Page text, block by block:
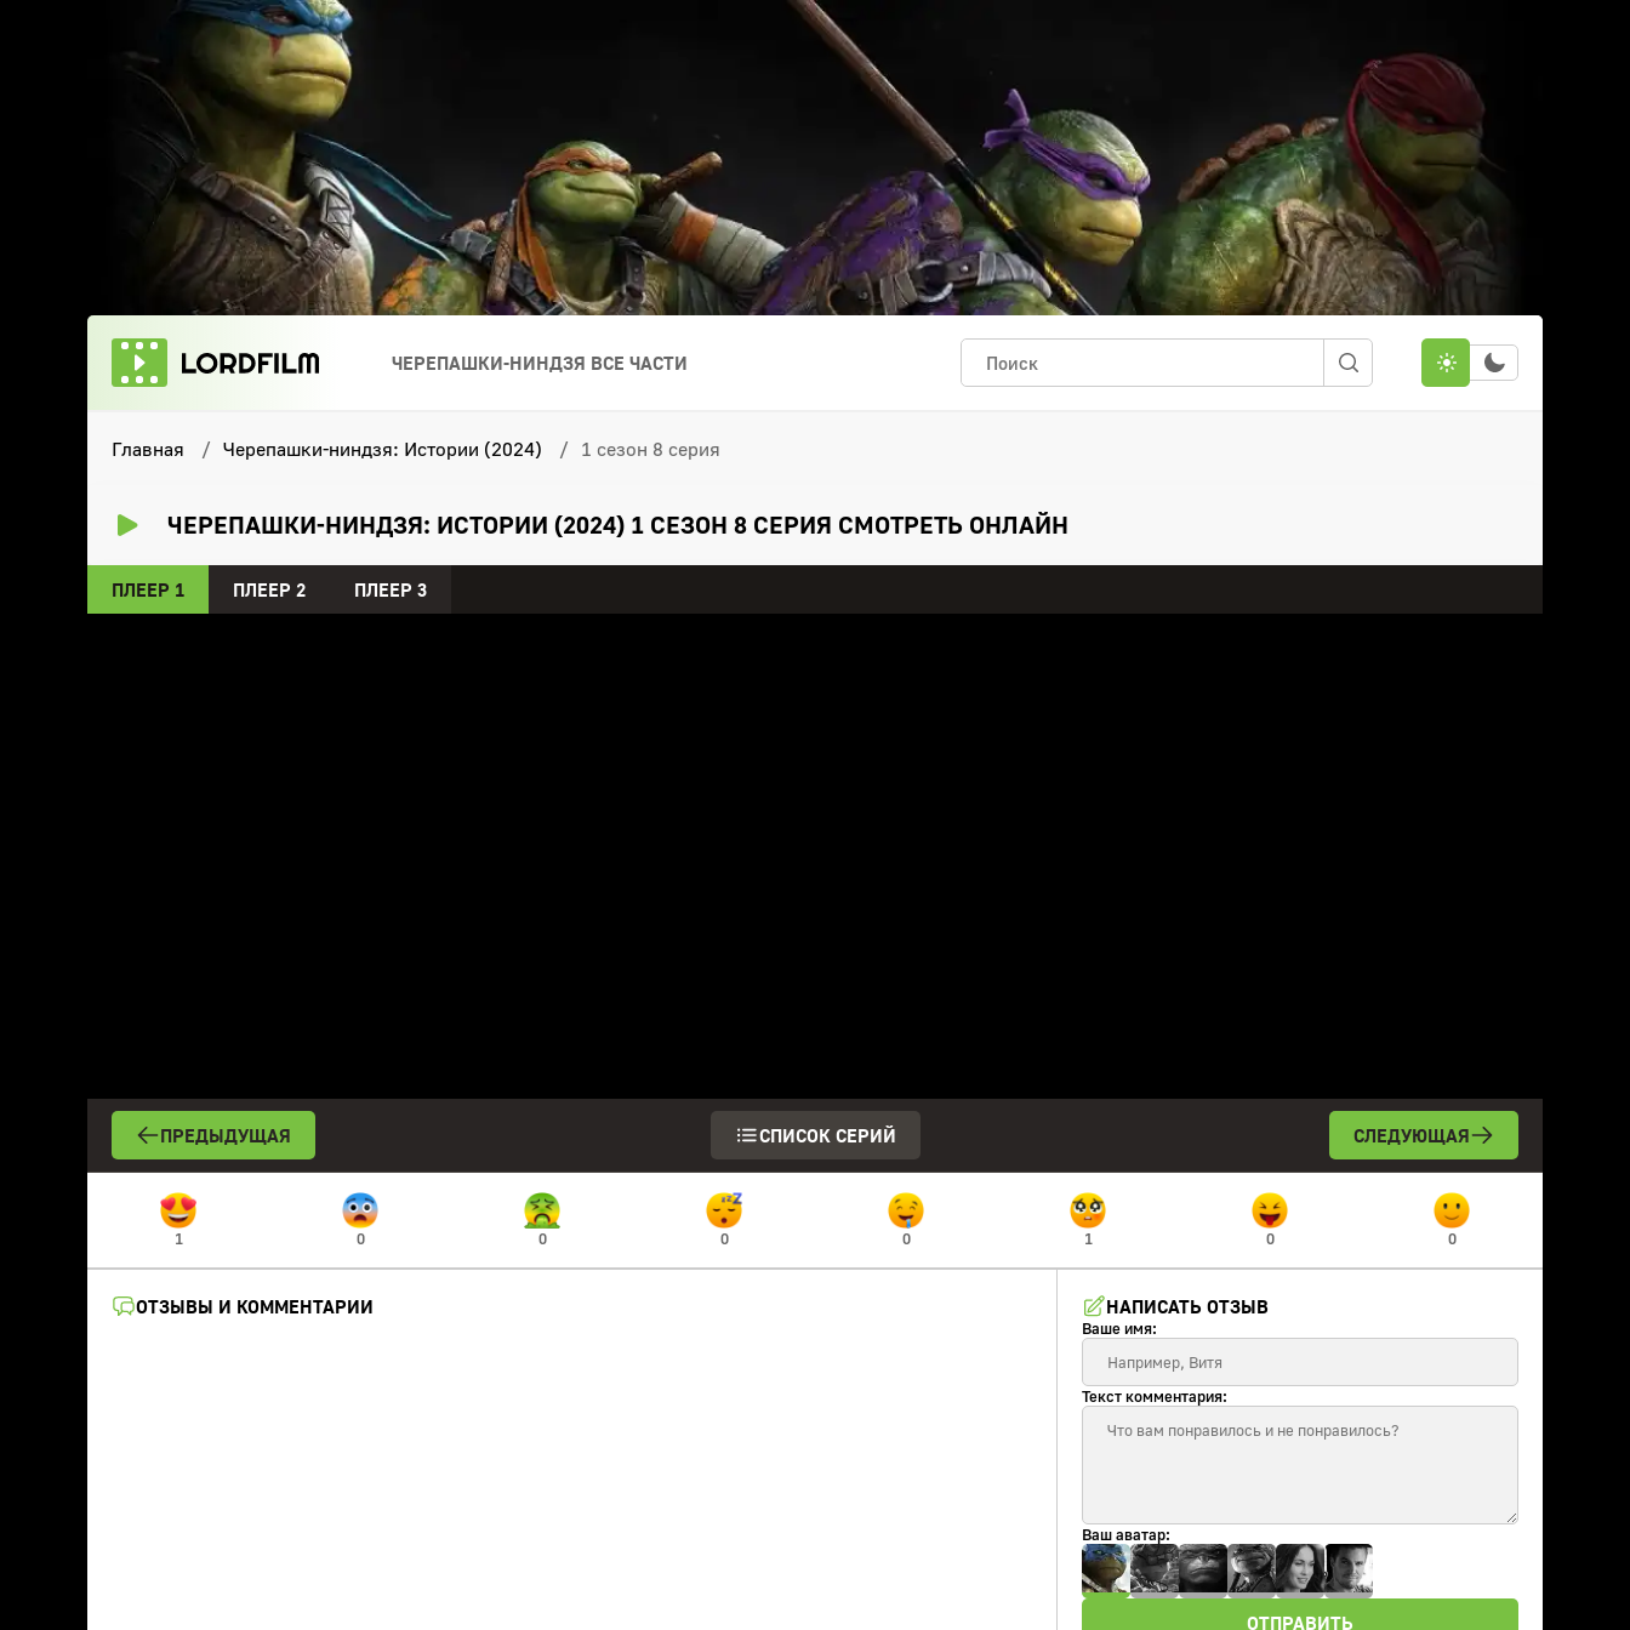
ЧЕРЕПАШКИ-НИНДЗЯ ВСЕ ЧАСТИ
Главная Черепашки-ниндзя: Истории (2024) 1 сезон 8 серия
ЧЕРЕПАШКИ-НИНДЗЯ: ИСТОРИИ (2024) 1 СЕЗОН 8 СЕРИЯ СМОТРЕТЬ ОНЛАЙН
ПЛЕЕР 1 ПЛЕЕР 2 ПЛЕЕР 3
ПРЕДЫДУЩАЯ СПИСОК СЕРИЙ СЛЕДУЮЩАЯ
1 0 0 0 0 1 0 0
ОТЗЫВЫ И КОММЕНТАРИИ НАПИСАТЬ ОТЗЫВ
Ваше имя:
Текст комментария:
Ваш аватар:
ОТПРАВИТЬ